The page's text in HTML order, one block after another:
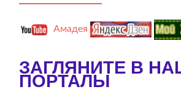
Амадея
ЗАГЛЯНИТЕ В
ПОРТАЛЫ